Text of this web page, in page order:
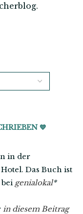
💙
in der
Das Buch ist
genialokal*
in diesem Beitrag